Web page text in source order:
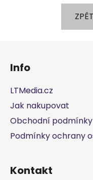
Info
LTMedia.cz
Jak nakupovat
Obchodní podmínky
Podmínky ochrany
Kontakt